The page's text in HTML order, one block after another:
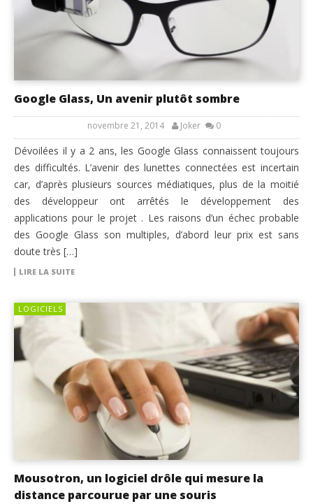
Google Glass, Un avenir plutôt sombre
novembre 21, 2014 Joker 0
Dévoilées il y a 2 ans, les Google Glass connaissent toujours
des difficultés. L’avenir des lunettes connectées est incertain
car, d’après plusieurs sources médiatiques, plus de la moitié
des développeur ont arrêtés le développement des
applications pour le projet . Les raisons d’un échec probable
des Google Glass son multiples, d’abord leur prix est sans
doute très […]
LIRE LA SUITE
LOGICIELS
Mousotron, un logiciel drôle qui mesure la
distance parcourue par une souris